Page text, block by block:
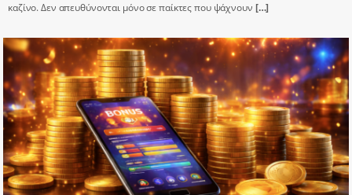
καζίνο. Δεν απευθύνονται μόνο σε παίκτες που ψάχνουν […]